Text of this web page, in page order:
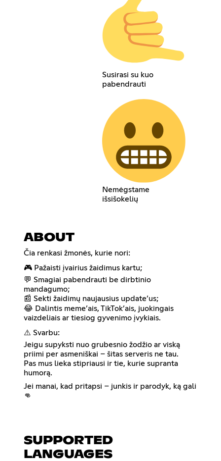
Susirasi su kuo
pabendrauti
Nemėgstame
išsišokelių
ABOUT
Čia renkasi žmonės, kurie nori:
🎮 Pažaisti įvairius žaidimus kartu;
💬 Smagiai pabendrauti be dirbtinio
mandagumo;
📰 Sekti žaidimų naujausius update’us;
😂 Dalintis meme’ais, TikTok’ais, juokingais
vaizdeliais ar tiesiog gyvenimo įvykiais.
⚠️ Svarbu:
Jeigu supyksti nuo grubesnio žodžio ar viską
priimi per asmeniškai – šitas serveris ne tau.
Pas mus lieka stipriausi ir tie, kurie supranta
humorą.
Jei manai, kad pritapsi – junkis ir parodyk, ką gali
👊
SUPPORTED
LANGUAGES